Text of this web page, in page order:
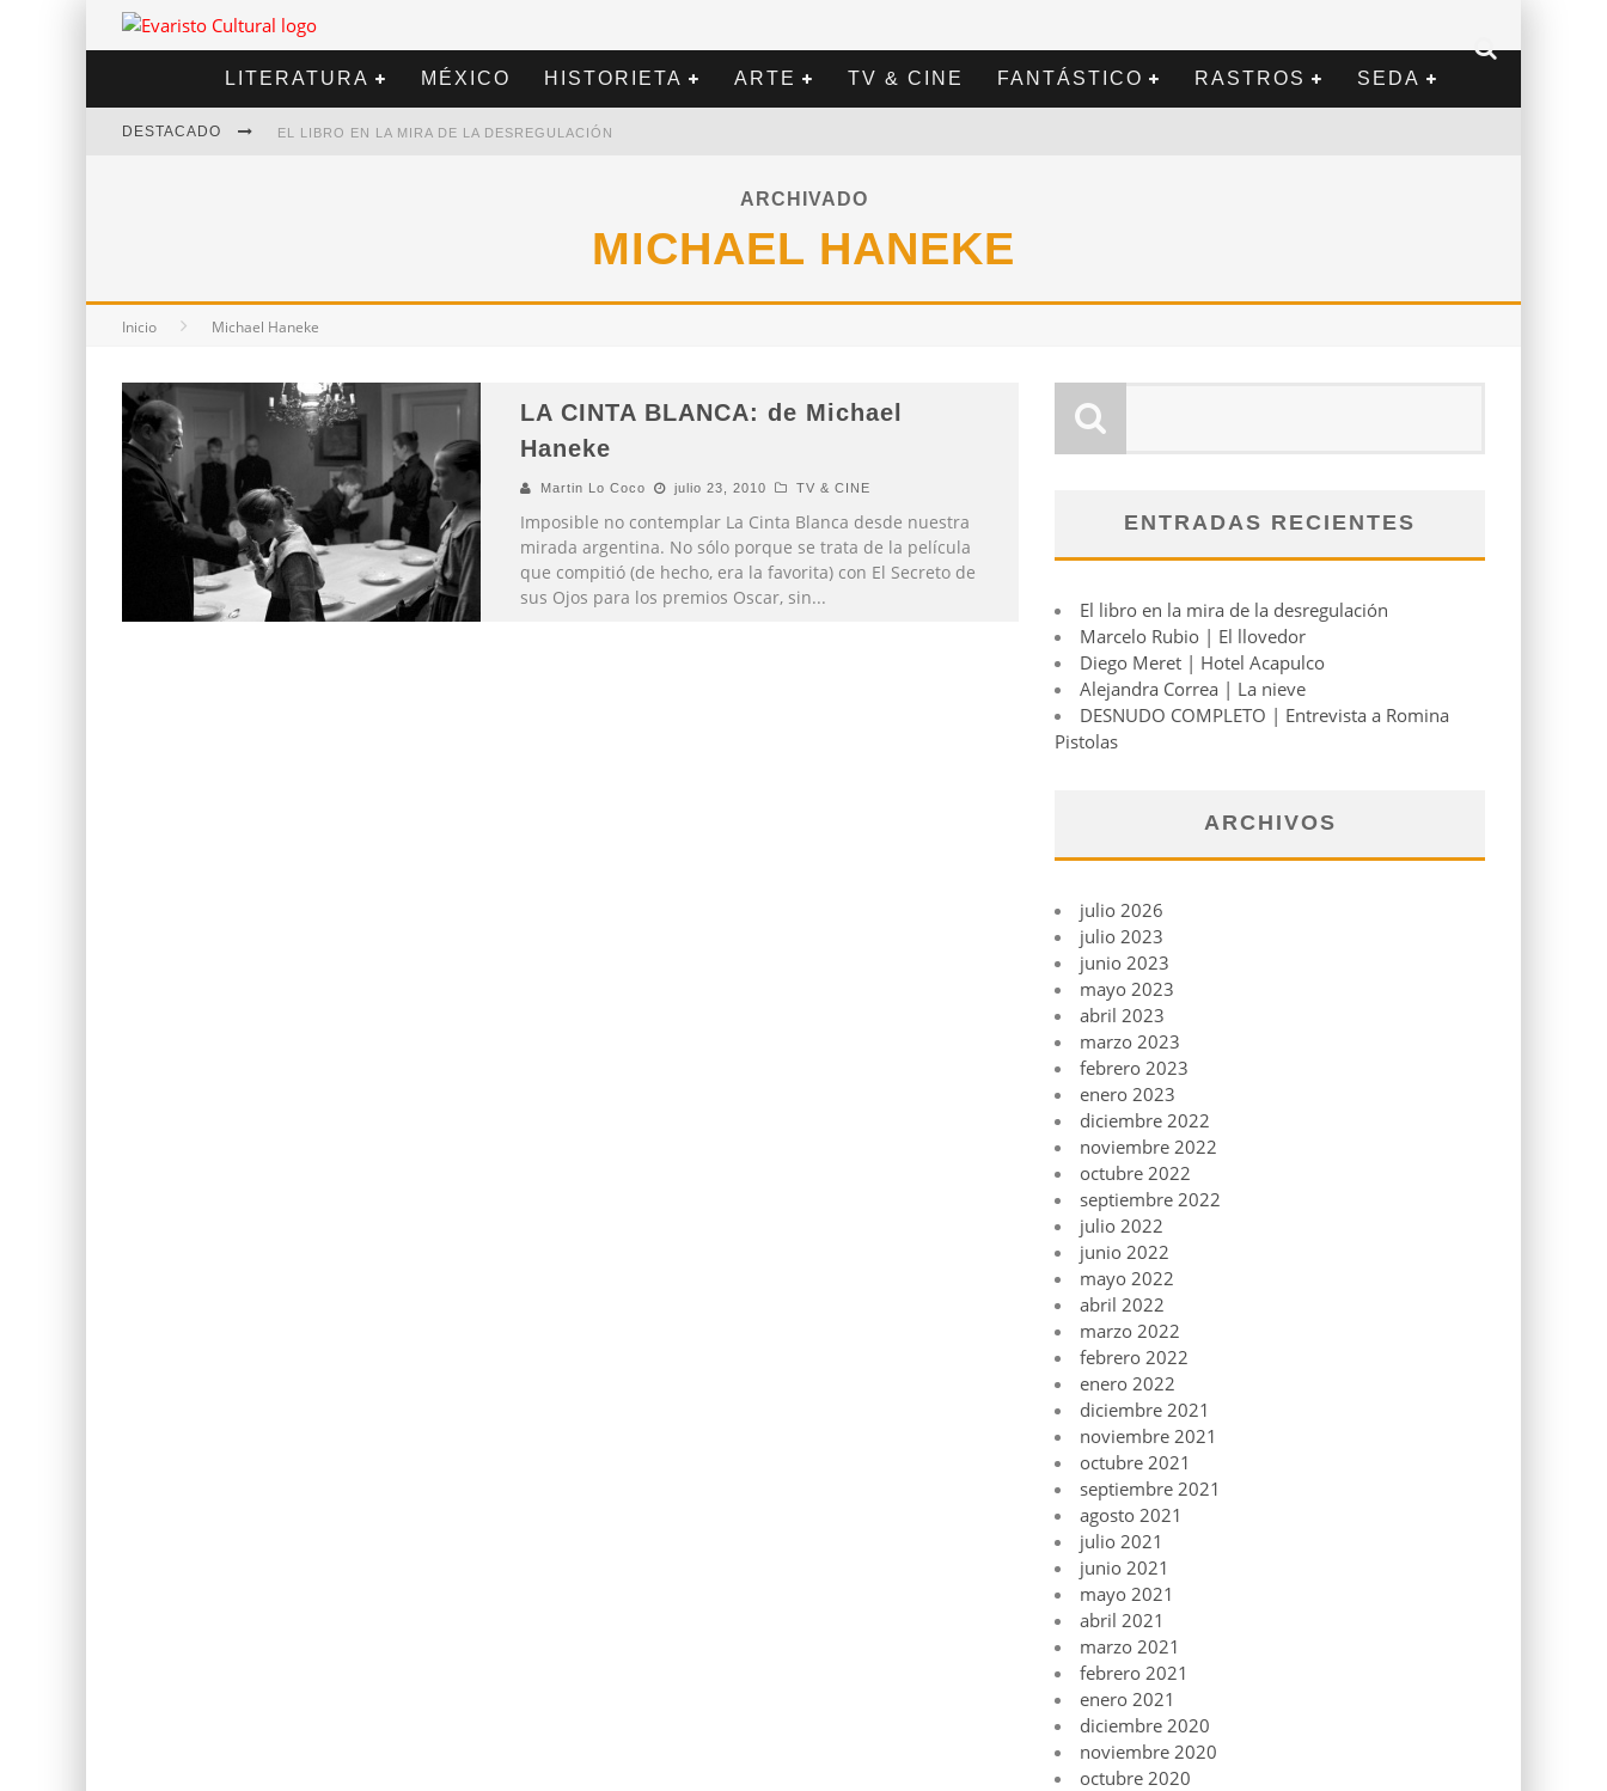
LITERATURA MÉXICO HISTORIETA ARTE TV & CINE FANTÁSTICO RASTROS SEDA
DESTACADO EL LIBRO EN LA MIRA DE LA DESREGULACIÓN
ARCHIVADO
MICHAEL HANEKE
Inicio Michael Haneke
LA CINTA BLANCA: de Michael
Haneke
Martin Lo Coco julio 23, 2010 TV & CINE
Imposible no contemplar La Cinta Blanca desde nuestra
mirada argentina. No sólo porque se trata de la película
que compitió (de hecho, era la favorita) con El Secreto de
sus Ojos para los premios Oscar, sin...
ENTRADAS RECIENTES
El libro en la mira de la desregulación
Marcelo Rubio | El llovedor
Diego Meret | Hotel Acapulco
Alejandra Correa | La nieve
DESNUDO COMPLETO | Entrevista a Romina
Pistolas
ARCHIVOS
julio 2026
julio 2023
junio 2023
mayo 2023
abril 2023
marzo 2023
febrero 2023
enero 2023
diciembre 2022
noviembre 2022
octubre 2022
septiembre 2022
julio 2022
junio 2022
mayo 2022
abril 2022
marzo 2022
febrero 2022
enero 2022
diciembre 2021
noviembre 2021
octubre 2021
septiembre 2021
agosto 2021
julio 2021
junio 2021
mayo 2021
abril 2021
marzo 2021
febrero 2021
enero 2021
diciembre 2020
noviembre 2020
octubre 2020